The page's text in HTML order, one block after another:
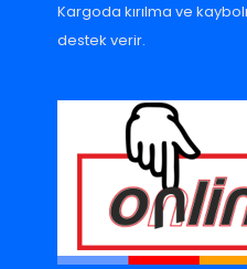
Kargoda kırılma ve
destek verir.